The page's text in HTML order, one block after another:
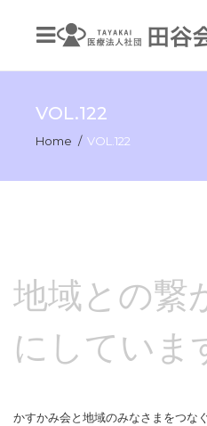
VOL.122
Home VOL.122
地域との繋
にしていま
かすかみ会と地域のみなさまをつな